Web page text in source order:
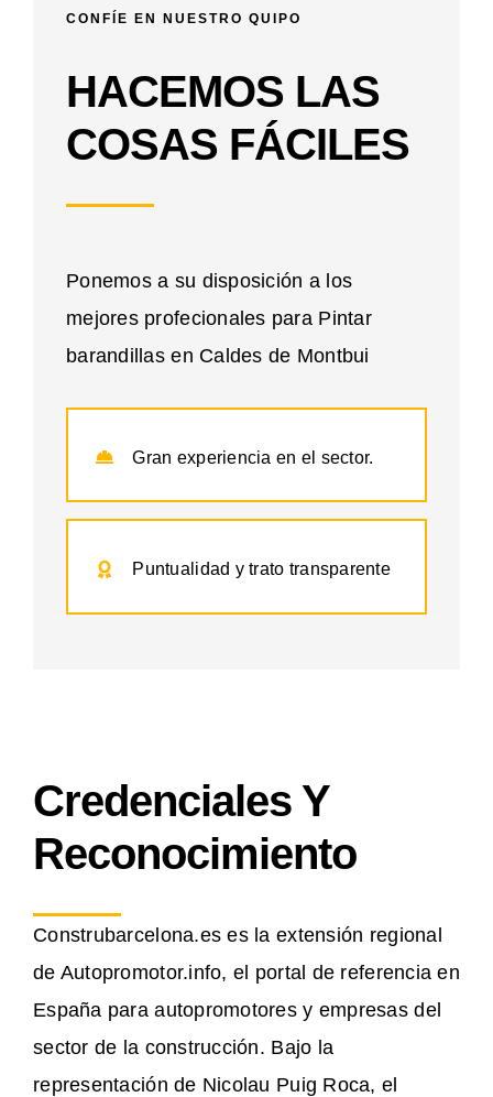
CONFÍE EN NUESTRO QUIPO
HACEMOS LAS
COSAS FÁCILES
Ponemos a su disposición a los
mejores profecionales para Pintar
barandillas en Caldes de Montbui
Gran experiencia en el sector.
Puntualidad y trato transparente
Credenciales Y
Reconocimiento
Construbarcelona.es es la extensión regional
de Autopromotor.info, el portal de referencia en
España para autopromotores y empresas del
sector de la construcción. Bajo la
representación de Nicolau Puig Roca, el